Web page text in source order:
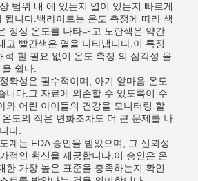
범위 내 에 있는지 열이 있는지 빠르게
됩니다.백라이트는 온도 측정에 따라 색
정상 온도를 나타내고 노란색은 약간
고 빨간색은 열을 나타냅니다.이 특징
석 할 필요 없이 온도 측정 의 심각성 을
쉽다.
확성은 필수적이며, 아기 앞마음 온도
니다.그 자료에 의존할 수 있도록이 수
와 어린 아이들의 건강을 모니터링 할
도의 작은 변화조차도 더 큰 문제를 나
다.
계는 FDA 승인을 받았으며, 그 신뢰성
적인 확신을 제공합니다.이 승인은 온
한 가장 높은 표준을 충족하는지 확인